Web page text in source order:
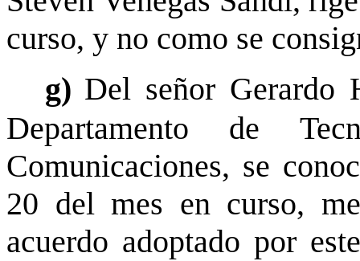
curso, y no como se
g) Del señor Gerardo
Departamento de
Comunicaciones, se
20 del mes en curso,
acuerdo adoptado por